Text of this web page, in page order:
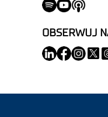
OBSERWUJ